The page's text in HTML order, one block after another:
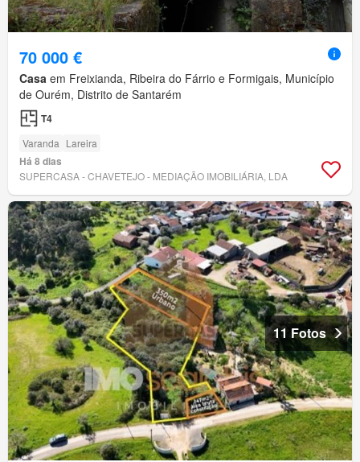
70 000 €
Casa em Freixianda, Ribeira do Fárrio e Formigais, Município
de Ourém, Distrito de Santarém
T4
Varanda Lareira
Há 8 dias
SUPERCASA - CHAVETEJO - MEDIAÇÃO IMOBILIÁRIA, LDA
11 Fotos